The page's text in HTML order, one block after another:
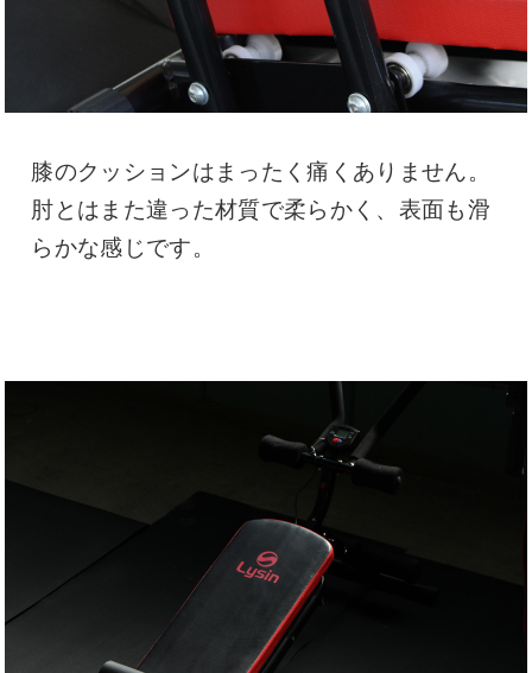
膝のクッションはまったく痛くありません。
肘とはまた違った材質で柔らかく、表面も滑
らかな感じです。